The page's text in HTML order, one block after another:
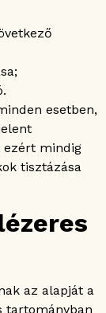
esetben,
ezért mindig
tisztázása
az alapját a
tartományban